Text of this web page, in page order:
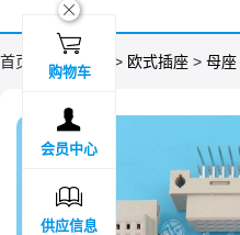
首页 > 分类目录 > 欧式插座 > 母座
ဆ

购物车

会员中心

供应信息